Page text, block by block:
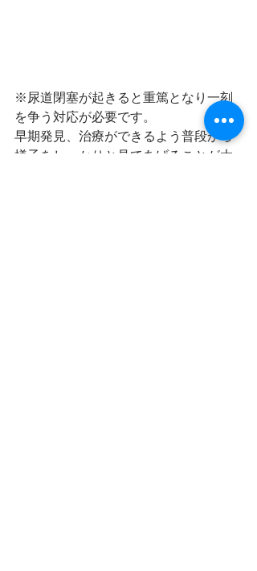
※尿道閉塞が起きると重篤となり一刻
を争う対応が必要です。
早期発見、治療ができるよう普段から
様子をしっかりと見てあげることが大